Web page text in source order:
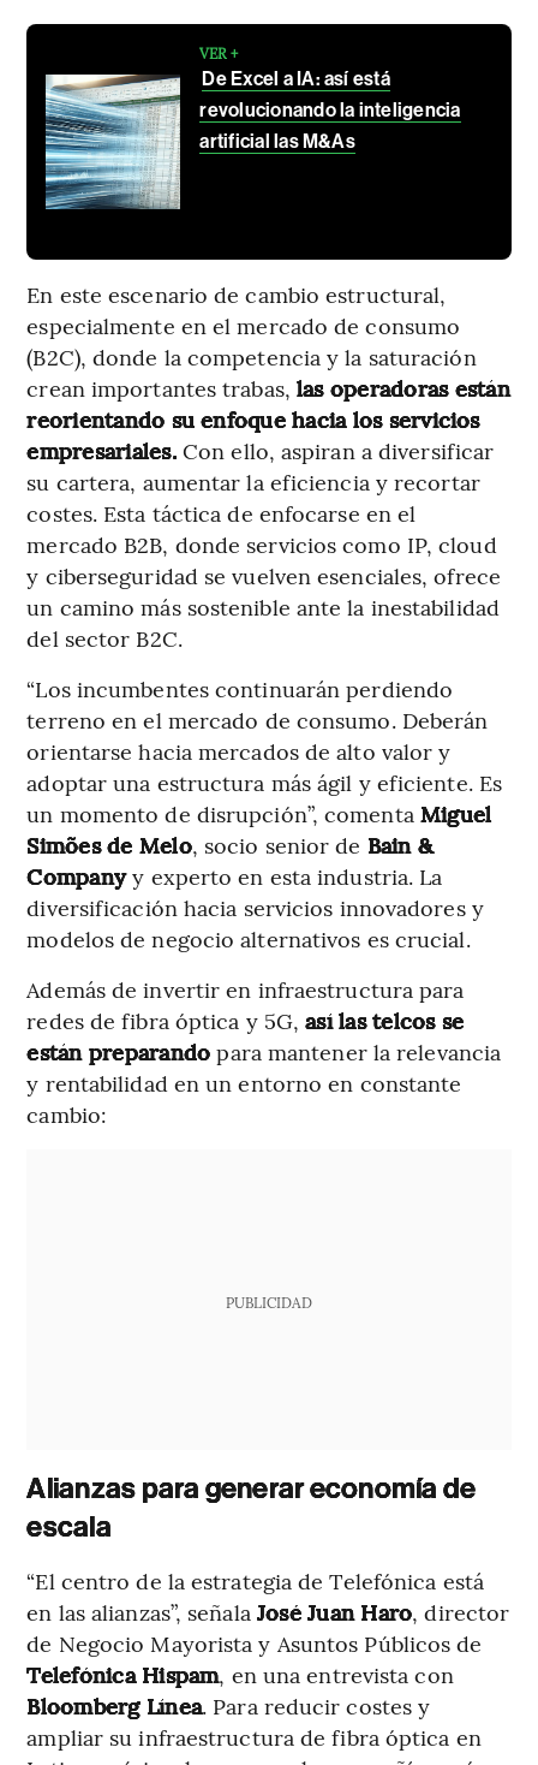
VER +
De Excel a IA: así está
revolucionando la inteligencia
artificial las M&As
En este escenario de cambio estructural,
especialmente en el mercado de consumo
(B2C), donde la competencia y la saturación
crean importantes trabas, las operadoras están
reorientando su enfoque hacia los servicios
empresariales. Con ello, aspiran a diversificar
su cartera, aumentar la eficiencia y recortar
costes. Esta táctica de enfocarse en el
mercado B2B, donde servicios como IP, cloud
y ciberseguridad se vuelven esenciales, ofrece
un camino más sostenible ante la inestabilidad
del sector B2C.
“Los incumbentes continuarán perdiendo
terreno en el mercado de consumo. Deberán
orientarse hacia mercados de alto valor y
adoptar una estructura más ágil y eficiente. Es
un momento de disrupción”, comenta Miguel
Simões de Melo, socio senior de Bain &
Companyy experto en esta industria. La
diversificación hacia servicios innovadores y
modelos de negocio alternativos es crucial.
Además de invertir en infraestructura para
redes de fibra óptica y 5G,así las telcos se
están preparandopara mantener la relevancia
y rentabilidad en un entorno en constante
cambio:
PUBLICIDAD
Alianzas para generar economía de
escala
“El centro de la estrategia de Telefónica está
en las alianzas”, señala José Juan Haro, director
de Negocio Mayorista y Asuntos Públicos de
Telefónica Hispam, en una entrevista con
Bloomberg Línea. Para reducir costes y
ampliar su infraestructura de fibra óptica en